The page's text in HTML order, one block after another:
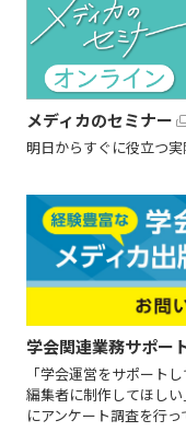
メディカのセミナー
明日からすぐに役立つ
学会関連業務サポー
「学会運営をサポート
編集者に制作してほし
にアンケート調査を行